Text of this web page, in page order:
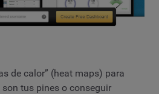
de calor” (heat maps) para
tus pines o conseguir